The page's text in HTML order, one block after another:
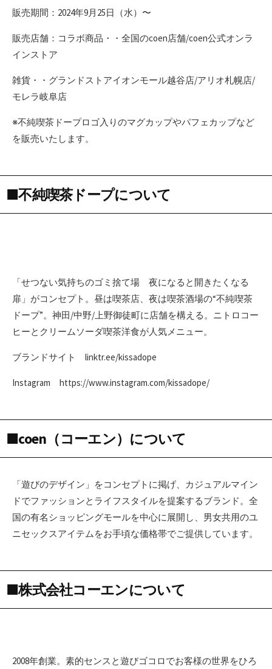
販売期間：2024年9月25日（水）〜
販売店舗：コラボ商品・・全国のcoen店舗/coen公式オンラ
インストア
雑貨・・グランドストアイオンモール越谷店/アリオ札幌店/
モレラ岐阜店
※不純喫茶ドープロゴ入りのマグカップやパフェカップなど
を販売いたします。
■不純喫茶ドープについて
「せつない気持ちのゴミ捨て場 夜になると開きたくなる
扉」がコンセプト。昼は喫茶店、夜は喫茶酒場の“不純喫茶
ドープ”。神田/中野/上野御徒町に店舗を構える。ニトロコー
ヒーとクリームソーダ喫茶洋食が人気メニュー。
ブランドサイト linktr.ee/kissadope
Instagram https://www.instagram.com/kissadope/
■coen（コーエン）について
「遊びのデザイン」をコンセプトに掲げ、カジュアルマイン
ドでファッションとライフスタイルを提案するブランド。全
国の有名ショッピングモールを中心に展開し、男女共用のユ
ニセックスアイテムをお手頃な価格帯でご提供しています。
■株式会社コーエンについて
2008年創業。素的センスと遊びゴコロでお客様の世界をひろ